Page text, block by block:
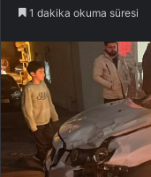
1 dakika okuma süresi